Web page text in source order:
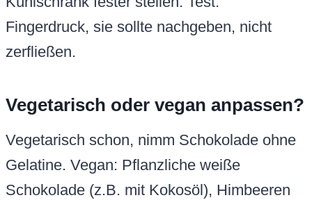
Fingerdruck, sie sollte nachgeben, nicht
zerfließen.
Vegetarisch oder vegan anpassen?
Vegetarisch schon, nimm Schokolade ohne
Gelatine. Vegan: Pflanzliche weiße
Schokolade (z.B. mit Kokosöl), Himbeeren